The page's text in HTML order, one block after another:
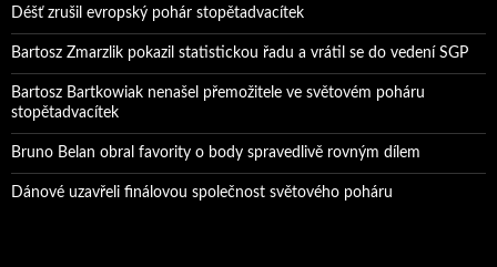
Déšť zrušil evropský pohár stopětadvacítek
Bartosz Zmarzlik pokazil statistickou řadu a vrátil se do vedení SGP
Bartosz Bartkowiak nenašel přemožitele ve světovém poháru
stopětadvacítek
Bruno Belan obral favority o body spravedlivě rovným dílem
Dánové uzavřeli finálovou společnost světového poháru